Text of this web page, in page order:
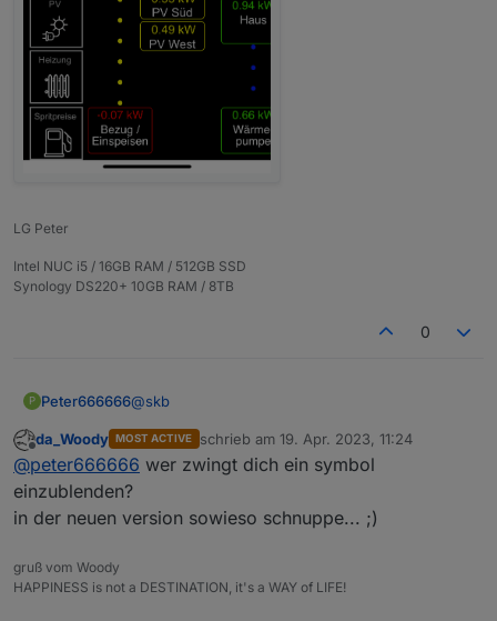
Nach einem Klick auf "Save", und dann "Save & Exit"
wird die Konfiguration gespeichert und ihr werdet
zur Anzeige Eures Energiefluss - erweitert geleitet.
LG Peter
Intel NUC i5 / 16GB RAM / 512GB SSD
Synology DS220+ 10GB RAM / 8TB
0
P Peter666666@skb
Hab lieber die Schrift größer und nicht mehr so
viel Platz auf meiner Startseite (Bild ist nur ein
Ausschnitt).
Offline
da_Woody MOST ACTIVE schrieb am 19. Apr. 2023, 11:24
zuletzt editiert von
@peter666666 wer zwingt dich ein symbol
einzublenden?
in der neuen version sowieso schnuppe... ;)
gruß vom Woody
HAPPINESS is not a DESTINATION, it's a WAY of LIFE!